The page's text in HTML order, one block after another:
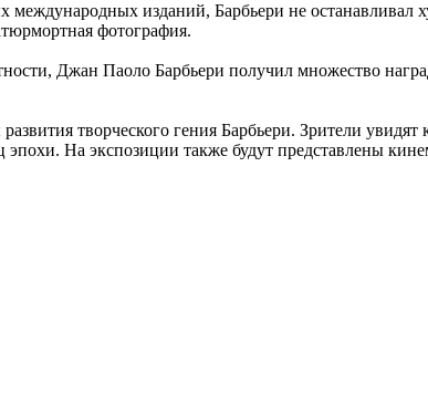
изданий, Барбьери не останавливал
фотография.
Джан Паоло Барбьери получил множество
творческого гения Барбьери. Зрители
На экспозиции также будут представлены